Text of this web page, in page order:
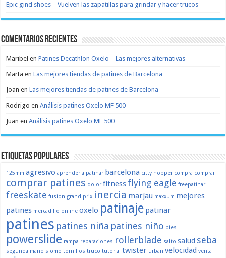
Epic gind shoes – Vuelven las zapatillas para grindar y hacer trucos
Comentarios recientes
Maribel enPatines Decathlon Oxelo – Las mejores alternativas
Marta enLas mejores tiendas de patines de Barcelona
Joan enLas mejores tiendas de patines de Barcelona
Rodrigo enAnálisis patines Oxelo MF 500
Juan enAnálisis patines Oxelo MF 500
Etiquetas populares
125mm agresivo aprender a patinar barcelona citty hopper compra comprar
comprar patines dolor fitnessflying eagle freepatinar
freeskate fusion grand prix inercia marjau maxxum mejores
patines mercadillo online oxelo patinaje patinar
patines patines niña patines niño pies
powerslide rampa reparaciones rollerblade salto salud seba
segunda mano slomo tornillos truco tutorial twister urban velocidad venta